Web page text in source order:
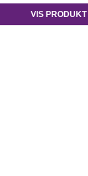
VIS PRODUKT